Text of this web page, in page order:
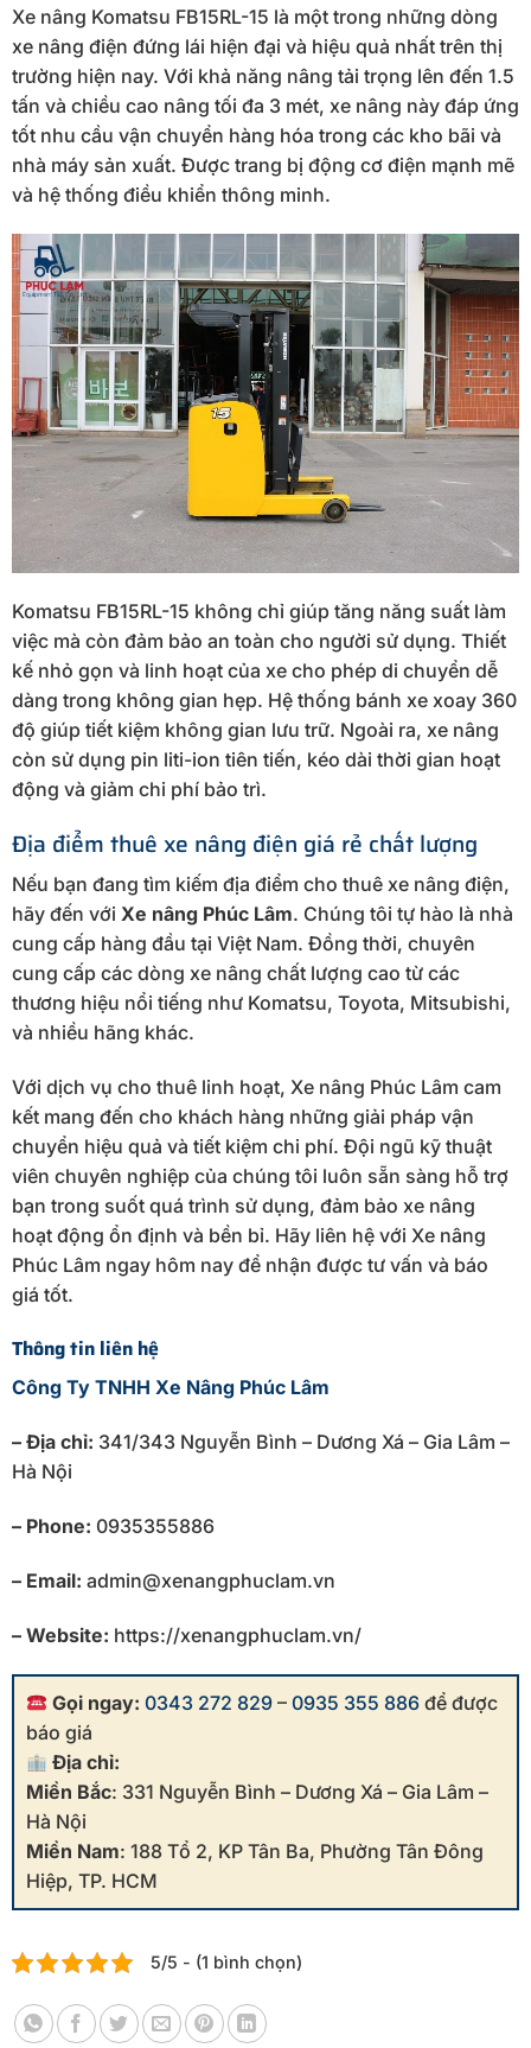
Xe nâng Komatsu FB15RL-15 là một trong những dòng
xe nâng điện đứng lái hiện đại và hiệu quả nhất trên thị
trường hiện nay. Với khả năng nâng tải trọng lên đến 1.5
tấn và chiều cao nâng tối đa 3 mét, xe nâng này đáp ứng
tốt nhu cầu vận chuyển hàng hóa trong các kho bãi và
nhà máy sản xuất. Được trang bị động cơ điện mạnh mẽ
và hệ thống điều khiển thông minh.
Komatsu FB15RL-15 không chỉ giúp tăng năng suất làm
việc mà còn đảm bảo an toàn cho người sử dụng. Thiết
kế nhỏ gọn và linh hoạt của xe cho phép di chuyển dễ
dàng trong không gian hẹp. Hệ thống bánh xe xoay 360
độ giúp tiết kiệm không gian lưu trữ. Ngoài ra, xe nâng
còn sử dụng pin liti-ion tiên tiến, kéo dài thời gian hoạt
động và giảm chi phí bảo trì.
Địa điểm thuê xe nâng điện giá rẻ chất lượng
Nếu bạn đang tìm kiếm địa điểm cho thuê xe nâng điện,
hãy đến với Xe nâng Phúc Lâm. Chúng tôi tự hào là nhà
cung cấp hàng đầu tại Việt Nam. Đồng thời, chuyên
cung cấp các dòng xe nâng chất lượng cao từ các
thương hiệu nổi tiếng như Komatsu, Toyota, Mitsubishi,
và nhiều hãng khác.
Với dịch vụ cho thuê linh hoạt, Xe nâng Phúc Lâm cam
kết mang đến cho khách hàng những giải pháp vận
chuyển hiệu quả và tiết kiệm chi phí. Đội ngũ kỹ thuật
viên chuyên nghiệp của chúng tôi luôn sẵn sàng hỗ trợ
bạn trong suốt quá trình sử dụng, đảm bảo xe nâng
hoạt động ổn định và bền bỉ. Hãy liên hệ với Xe nâng
Phúc Lâm ngay hôm nay để nhận được tư vấn và báo
giá tốt.
Thông tin liên hệ
Công Ty TNHH Xe Nâng Phúc Lâm
– Địa chỉ: 341/343 Nguyễn Bình – Dương Xá – Gia Lâm –
Hà Nội
– Phone: 0935355886
– Email: admin@xenangphuclam.vn
– Website: https://xenangphuclam.vn/
Gọi ngay: 0343 272 829 –0935 355 886 để được
báo giá
Địa chỉ:
Miền Bắc: 331 Nguyễn Bình – Dương Xá – Gia Lâm –
Hà Nội
Miền Nam: 188 Tổ 2, KP Tân Ba, Phường Tân Đông
Hiệp, TP. HCM
5/5 - (1 bình chọn)